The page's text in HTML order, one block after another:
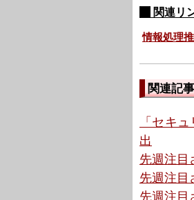
関連リ
情報処理
関連記事
「セキ
出
先週注目
先週注目
先週注目